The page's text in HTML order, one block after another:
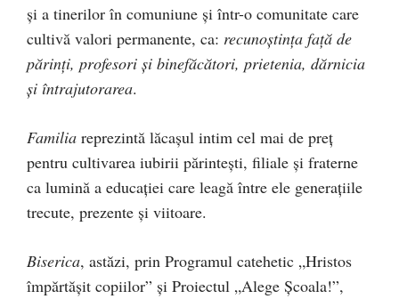
şi a tinerilor în comuniune şi într-o comunitate care
cultivă valori permanente, ca: recunoştinţa faţă de
părinţi, profesori şi binefăcători, prietenia, dărnicia
şi întrajutorarea.
Familia reprezintă lăcaşul intim cel mai de preţ
pentru cultivarea iubirii părintești, filiale şi fraterne
ca lumină a educaţiei care leagă între ele generațiile
trecute, prezente şi viitoare.
Biserica, astăzi, prin Programul catehetic „Hristos
împărtăşit copiilor” şi Proiectul „Alege Şcoala!”,